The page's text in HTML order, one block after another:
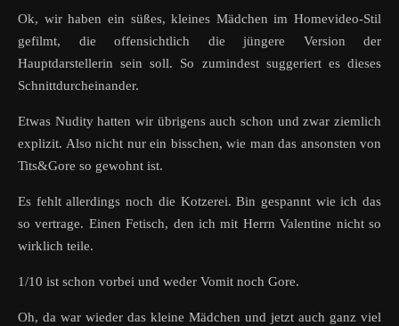
Ok, wir haben ein süßes, kleines Mädchen im Homevideo-Stil
gefilmt, die offensichtlich die jüngere Version der
Hauptdarstellerin sein soll. So zumindest suggeriert es dieses
Schnittdurcheinander.
Etwas Nudity hatten wir übrigens auch schon und zwar ziemlich
explizit. Also nicht nur ein bisschen, wie man das ansonsten von
Tits&Gore so gewohnt ist.
Es fehlt allerdings noch die Kotzerei. Bin gespannt wie ich das
so vertrage. Einen Fetisch, den ich mit Herrn Valentine nicht so
wirklich teile.
1/10 ist schon vorbei und weder Vomit noch Gore.
Oh, da war wieder das kleine Mädchen und jetzt auch ganz viel